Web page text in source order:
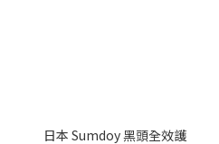
日本 Sumdoy 黑頭全效護